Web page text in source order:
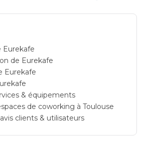
Eurekafe
de Eurekafe
Eurekafe
& équipements
de coworking à Toulouse
clients & utilisateurs